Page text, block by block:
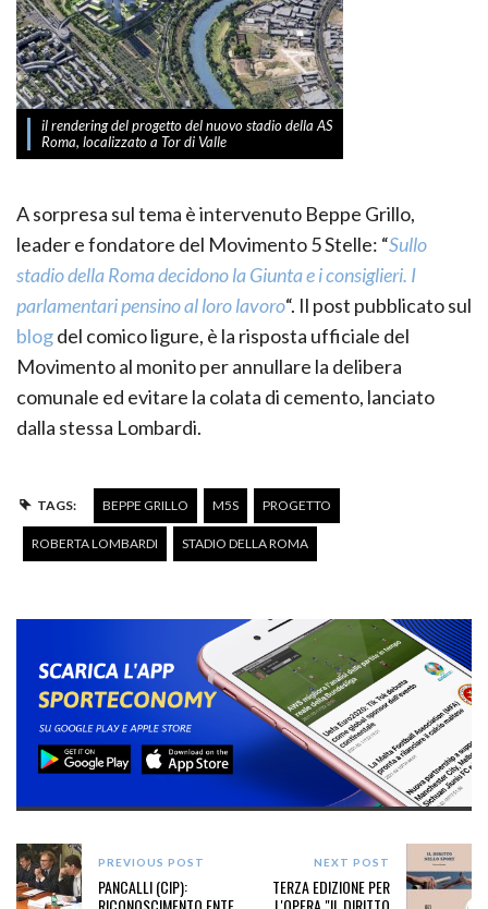
il rendering del progetto del nuovo stadio della AS
Roma, localizzato a Tor di Valle
A sorpresa sul tema è intervenuto Beppe Grillo,
leader e fondatore del Movimento 5 Stelle: “Sullo
stadio della Roma decidono la Giunta e i consiglieri. I
parlamentari pensino al loro lavoro“. Il post pubblicato sul
blogdel comico ligure, è la risposta ufficiale del
Movimento al monito per annullare la delibera
comunale ed evitare la colata di cemento, lanciato
dalla stessa Lombardi.
TAGS: BEPPE GRILLO M5S PROGETTO
ROBERTA LOMBARDI STADIO DELLA ROMA
PREVIOUS POST
PANCALLI (CIP):
NEXT POST
TERZA EDIZIONE PER